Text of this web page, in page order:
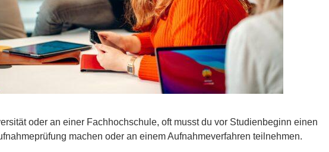
oder an einer Fachhochschule, oft musst du vor Studienbeginn einen
machen oder an einem Aufnahmeverfahren teilnehmen.